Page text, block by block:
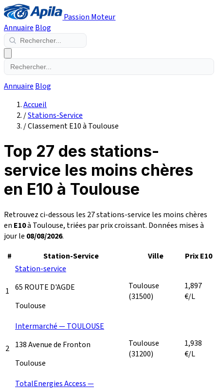
Passion Moteur
Annuaire Blog
Annuaire Blog
Accueil
/Stations-Service
/Classement E10 à Toulouse
Top 27 des stations-
service les moins chères
en E10 à Toulouse
Retrouvez ci-dessous les 27 stations-service les moins chères
en E10à Toulouse, triées par prix croissant. Données mises à
jour le 08/08/2026.
#
Station-Service Ville Prix E10
1
Station-service
65 ROUTE D'AGDE
Toulouse
Toulouse
(31500)
1,897
€/L
2
Intermarché — TOULOUSE
138 Avenue de Fronton
Toulouse
Toulouse
(31200)
1,938
€/L
TotalEnergies Access —